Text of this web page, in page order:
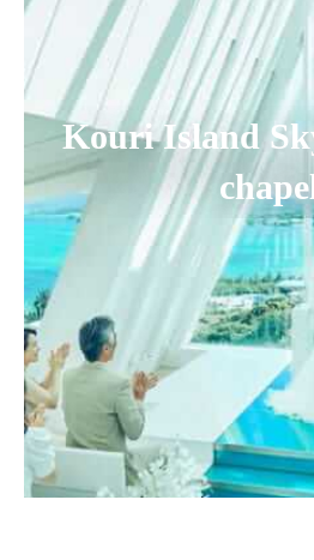
Kouri Island